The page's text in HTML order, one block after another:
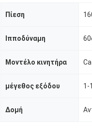
Πίεση
Ιπποδύναμη
Μοντέλο κινητήρα
μέγεθος εξόδου 1-
Δομή